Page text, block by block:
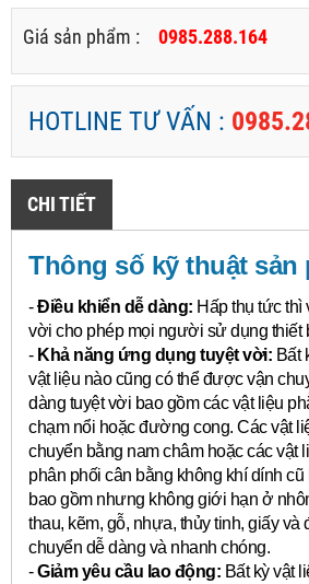
Giá sản phẩm : 0985.288.164
HOTLINE TƯ VẤN :
CHI TIẾT
Thông số kỹ thuật sản
-Điều khiển dễ dàng: Hấp thụ tức thì
vời cho phép mọi người sử dụng thiết
- Khả năng ứng dụng tuyệt vời: Bất
vật liệu nào cũng có thể được vận
dàng tuyệt vời bao gồm các vật liệu
chạm nổi hoặc đường cong. Các vật
chuyển bằng nam châm hoặc các vật
phân phối cân bằng không khí dính
bao gồm nhưng không giới hạn ở
thau, kẽm, gỗ, nhựa, thủy tinh, giấy và
chuyển dễ dàng và nhanh chóng.
-Giảm yêu cầu lao động: Bất kỳ vật